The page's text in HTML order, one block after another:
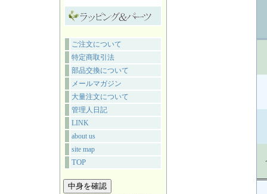
ご注文について
特定商取引法
部品交換について
メールマガジン
大量注文について
管理人日記
LINK
about us
site map
TOP